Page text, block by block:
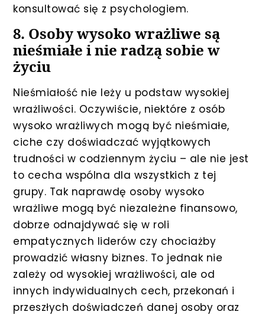
konsultować się z psychologiem.
8. Osoby wysoko wrażliwe są
nieśmiałe i nie radzą sobie w
życiu
Nieśmiałość nie leży u podstaw wysokiej
wrażliwości. Oczywiście, niektóre z osób
wysoko wrażliwych mogą być nieśmiałe,
ciche czy doświadczać wyjątkowych
trudności w codziennym życiu – ale nie jest
to cecha wspólna dla wszystkich z tej
grupy. Tak naprawdę osoby wysoko
wrażliwe mogą być niezależne finansowo,
dobrze odnajdywać się w roli
empatycznych liderów czy chociażby
prowadzić własny biznes. To jednak nie
zależy od wysokiej wrażliwości, ale od
innych indywidualnych cech, przekonań i
przeszłych doświadczeń danej osoby oraz